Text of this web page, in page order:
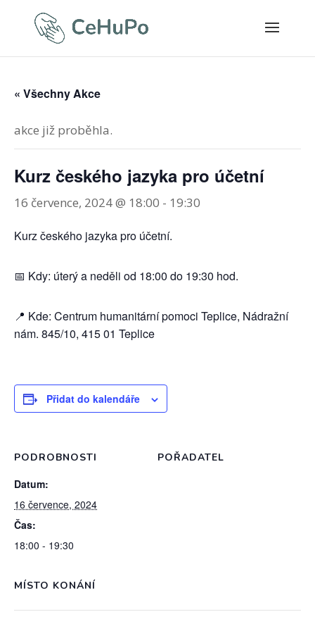
« Všechny Akce
akce již proběhla.
Kurz českého jazyka pro účetní
16 července, 2024 @ 18:00 - 19:30
Kurz českého jazyka pro účetní.
📅 Kdy: úterý a neděli od 18:00 do 19:30 hod.
📍 Kde: Centrum humanitární pomoci Teplice, Nádražní
nám. 845/10, 415 01 Teplice
Přidat do kalendáře
PODROBNOSTI
Datum:
16 července, 2024
Čas:
18:00 - 19:30
POŘADATEL
MÍSTO KONÁNÍ